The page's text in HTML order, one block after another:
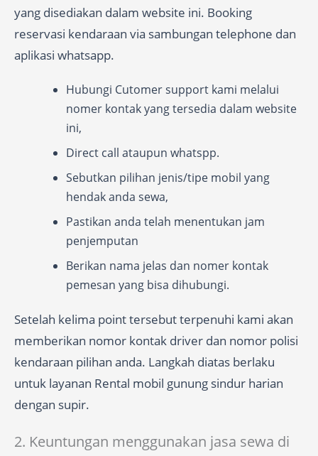
yang disediakan dalam website ini. Booking
reservasi kendaraan via sambungan telephone dan
aplikasi whatsapp.
Hubungi Cutomer support kami melalui
nomer kontak yang tersedia dalam website
ini,
Direct call ataupun whatspp.
Sebutkan pilihan jenis/tipe mobil yang
hendak anda sewa,
Pastikan anda telah menentukan jam
penjemputan
Berikan nama jelas dan nomer kontak
pemesan yang bisa dihubungi.
Setelah kelima point tersebut terpenuhi kami akan
memberikan nomor kontak driver dan nomor polisi
kendaraan pilihan anda. Langkah diatas berlaku
untuk layanan Rental mobil gunung sindur harian
dengan supir.
2. Keuntungan menggunakan jasa sewa di